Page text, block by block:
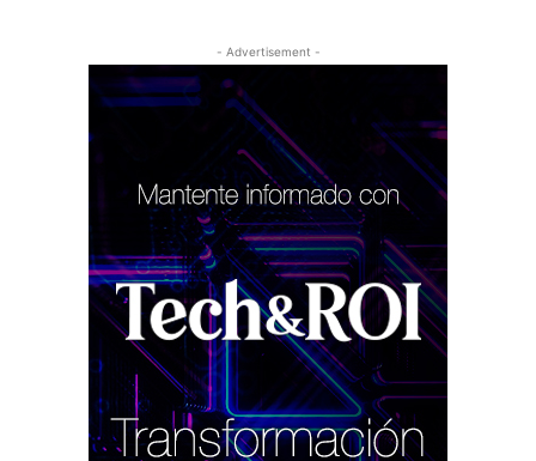
- Advertisement -